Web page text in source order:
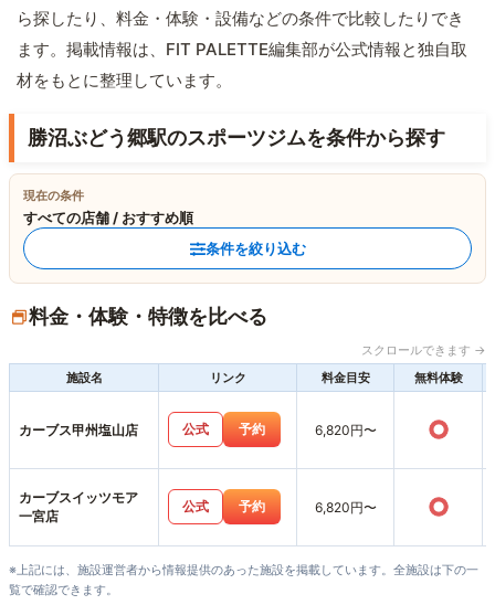
ら探したり、料金・体験・設備などの条件で比較したりでき
ます。掲載情報は、FIT PALETTE編集部が公式情報と独自取
材をもとに整理しています。
勝沼ぶどう郷駅のスポーツジムを条件から探す
現在の条件
すべての店舗 / おすすめ順
条件を絞り込む
料金・体験・特徴を比べる
スクロールできます →
施設名
リンク 料金目安 無料体験
カーブス甲州塩山店 公式 予約 6,820円〜 ○
カーブスイッツモア
一宮店
公式 予約 6,820円〜 ○
※上記には、施設運営者から情報提供のあった施設を掲載しています。全施設は下の一
覧で確認できます。